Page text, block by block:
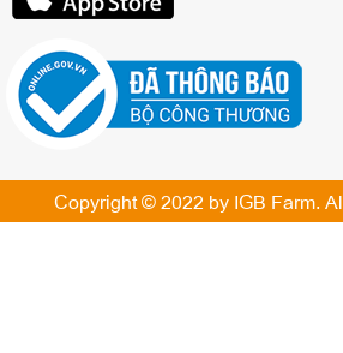
Copyright © 2022 by IGB Farm.